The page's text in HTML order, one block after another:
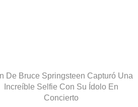
De Bruce Springsteen Capturó Una
Increíble Selfie Con Su Ídolo En
Concierto